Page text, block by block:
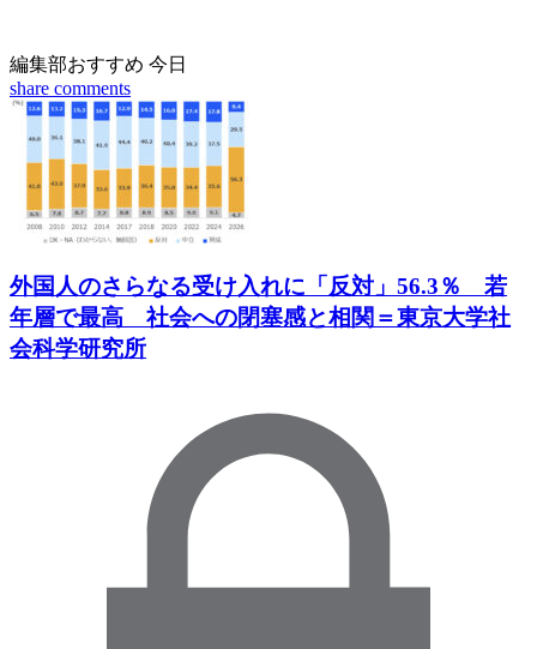
編集部おすすめ 今日
share comments
外国人のさらなる受け入れに「反対」56.3％ 若
年層で最高 社会への閉塞感と相関＝東京大学社
会科学研究所